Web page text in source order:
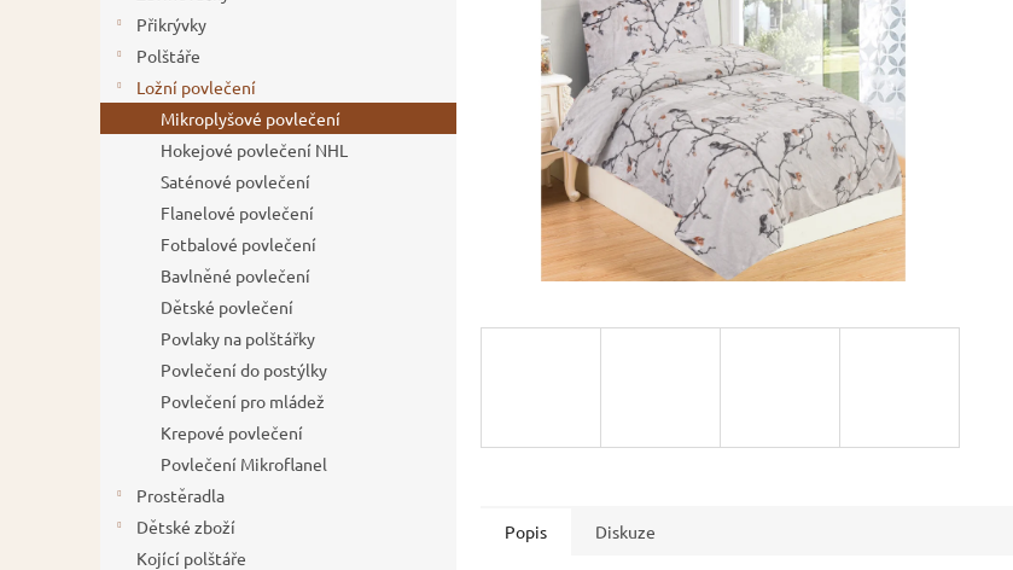
n
e
Přikrývky
Polštáře
Ložní povlečení
Mikroplyšové povlečení
Hokejové povlečení NHL
Saténové povlečení
Flanelové povlečení
Fotbalové povlečení
Bavlněné povlečení
Dětské povlečení
Povlaky na polštářky
Povlečení do postýlky
Povlečení pro mládež
Krepové povlečení
Povlečení Mikroflanel
Prostěradla
Dětské zboží
Kojící polštáře
5
hvězdiček.
Popis Diskuze